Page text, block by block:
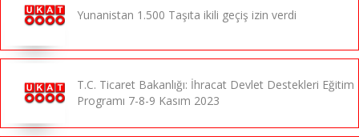
Yunanistan 1.500 Taşıta ikili geçiş izin verdi
T.C. Ticaret Bakanlığı: İhracat Devlet Destekleri Eğitim
Programı 7-8-9 Kasım 2023